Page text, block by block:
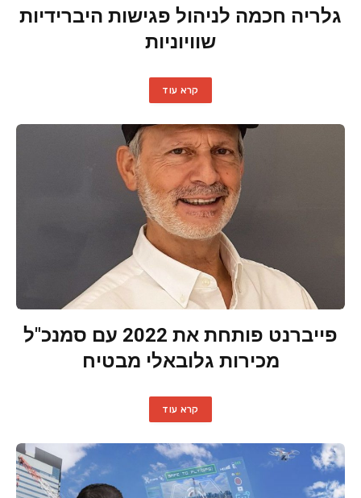
גלריה חכמה לניהול פגישות היברידיות
שוויוניות
קרא עוד
פייברנט פותחת את 2022 עם סמנכ"ל
מכירות גלובאלי מבטיח
קרא עוד